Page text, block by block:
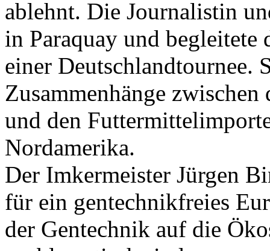
ablehnt. Die Journalistin
in Paraquay und
einer Deutschlandtournee.
Zusammenhänge
und den
Nordamerika.
Der Imkermeister Jürgen
für ein gentechnikfreies
der Gentechnik auf die